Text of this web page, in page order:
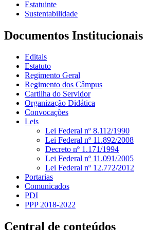
Estatuinte
Sustentabilidade
Documentos Institucionais
Editais
Estatuto
Regimento Geral
Regimento dos Câmpus
Cartilha do Servidor
Organização Didática
Convocações
Leis
Lei Federal nº 8.112/1990
Lei Federal nº 11.892/2008
Decreto nº 1.171/1994
Lei Federal nº 11.091/2005
Lei Federal nº 12.772/2012
Portarias
Comunicados
PDI
PPP 2018-2022
Central de conteúdos